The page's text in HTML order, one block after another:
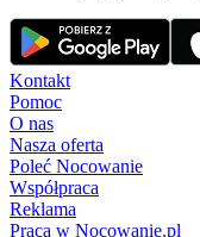
Kontakt
Pomoc
O nas
Nasza oferta
Poleć Nocowanie
Współpraca
Reklama
Praca w Nocowanie.pl